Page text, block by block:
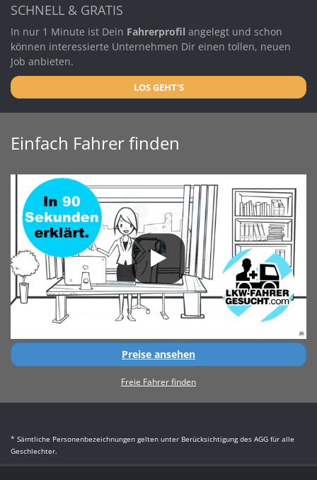
SCHNELL & GRATIS
In nur 1 Minute ist Dein Fahrerprofil angelegt und schon
können interessierte Unternehmen Dir einen tollen, neuen
Job anbieten.
LOS GEHT'S
Einfach Fahrer finden
Preise ansehen
Freie Fahrer finden
* Sämtliche Personenbezeichnungen gelten unter Berücksichtigung des AGG für alle
Geschlechter.